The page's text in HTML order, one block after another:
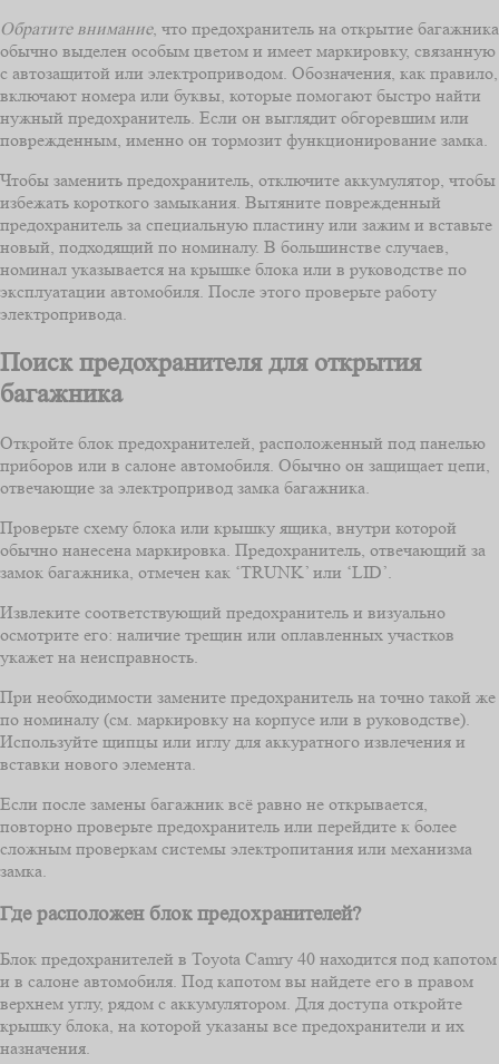
Обратите внимание, что предохранитель на открытие багажника
обычно выделен особым цветом и имеет маркировку, связанную
с автозащитой или электроприводом. Обозначения, как правило,
включают номера или буквы, которые помогают быстро найти
нужный предохранитель. Если он выглядит обгоревшим или
поврежденным, именно он тормозит функционирование замка.
Чтобы заменить предохранитель, отключите аккумулятор, чтобы
избежать короткого замыкания. Вытяните поврежденный
предохранитель за специальную пластину или зажим и вставьте
новый, подходящий по номиналу. В большинстве случаев,
номинал указывается на крышке блока или в руководстве по
эксплуатации автомобиля. После этого проверьте работу
электропривода.
Поиск предохранителя для открытия
багажника
Откройте блок предохранителей, расположенный под панелью
приборов или в салоне автомобиля. Обычно он защищает цепи,
отвечающие за электропривод замка багажника.
Проверьте схему блока или крышку ящика, внутри которой
обычно нанесена маркировка. Предохранитель, отвечающий за
замок багажника, отмечен как ‘TRUNK’ или ‘LID’.
Извлеките соответствующий предохранитель и визуально
осмотрите его: наличие трещин или оплавленных участков
укажет на неисправность.
При необходимости замените предохранитель на точно такой же
по номиналу (см. маркировку на корпусе или в руководстве).
Используйте щипцы или иглу для аккуратного извлечения и
вставки нового элемента.
Если после замены багажник всё равно не открывается,
повторно проверьте предохранитель или перейдите к более
сложным проверкам системы электропитания или механизма
замка.
Где расположен блок предохранителей?
Блок предохранителей в Toyota Camry 40 находится под капотом
и в салоне автомобиля. Под капотом вы найдете его в правом
верхнем углу, рядом с аккумулятором. Для доступа откройте
крышку блока, на которой указаны все предохранители и их
назначения.